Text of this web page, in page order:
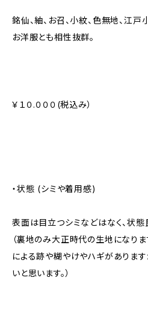
銘仙、紬、お召、小紋、色無地、江
お洋服とも相性抜群。
￥１０.０００(税込み）
・状態 (シミや着用感)
表面は目立つシミなどはなく、状
（裏地のみ大正時代の生地になり
による跡や糊やけやハギがありま
いと思います。）